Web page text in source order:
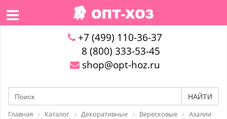
+7 (499) 110-36-37
8 (800) 333-53-45
shop@opt-hoz.ru
НАЙТИ
Главная Каталог Декоративные Вересковые
Азалии